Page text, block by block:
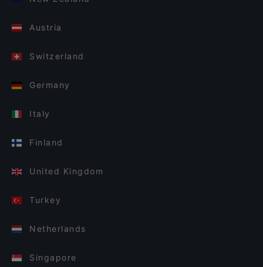
Austria
Switzerland
Germany
Italy
Finland
United Kingdom
Turkey
Netherlands
Singapore